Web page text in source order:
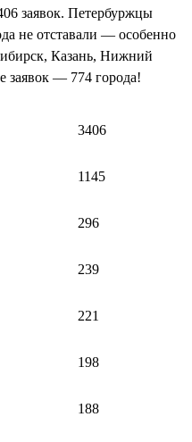
заявок. Петербуржцы
не отставали — особенно
Казань, Нижний
заявок — 774 города!
3406
1145
296
239
221
198
188